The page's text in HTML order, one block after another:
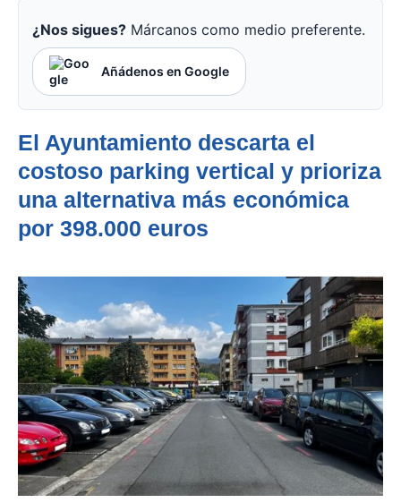
¿Nos sigues? Márcanos como medio preferente.
Añádenos en Google
El Ayuntamiento descarta el
costoso parking vertical y prioriza
una alternativa más económica
por 398.000 euros